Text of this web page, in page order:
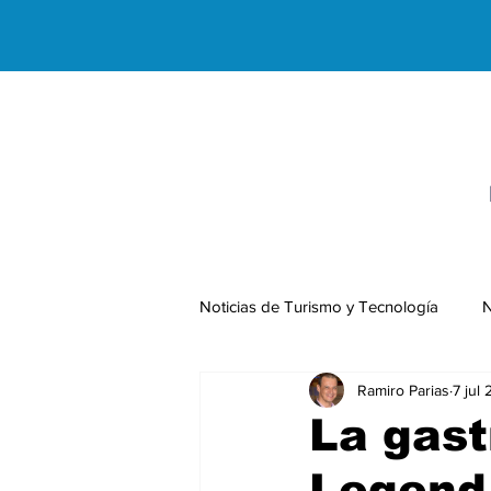
Noticias de Turismo y Tecnología
Negocios Internacionales
La
Ramiro Parias 7 jul